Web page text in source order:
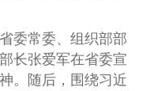
委常委、组织部部
长张爱军在省委宣
。随后，围绕习近